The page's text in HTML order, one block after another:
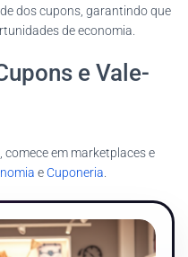
dos cupons, garantindo que
de economia.
e Vale-
, comece em marketplaces e
e Cuponeria.